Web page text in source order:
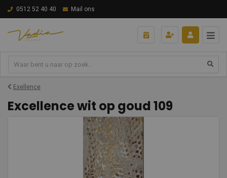
0512 52 40 40 Mail ons
Exellence
Excellence wit op goud 109